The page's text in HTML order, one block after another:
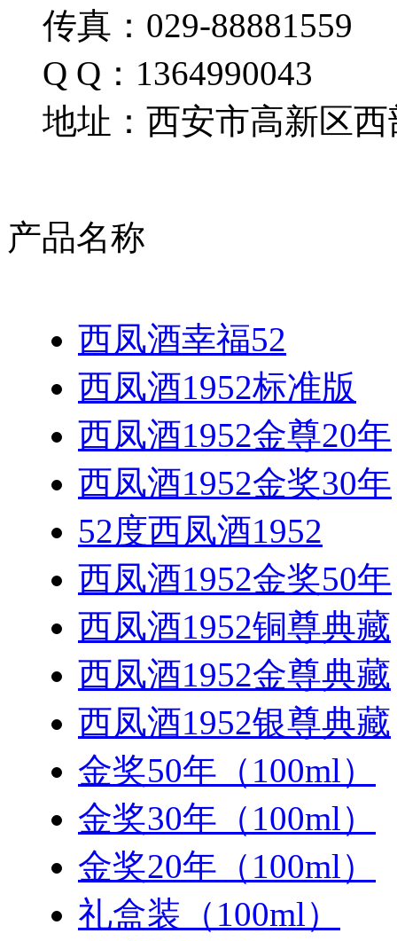
传真：029-88881559
Q Q：1364990043
地址：西安市高新区西
产品名称
西凤酒幸福52
西凤酒1952标准版
西凤酒1952金尊20年
西凤酒1952金奖30年
52度西凤酒1952
西凤酒1952金奖50年
西凤酒1952铜尊典藏
西凤酒1952金尊典藏
西凤酒1952银尊典藏
金奖50年（100ml）
金奖30年（100ml）
金奖20年（100ml）
礼盒装（100ml）